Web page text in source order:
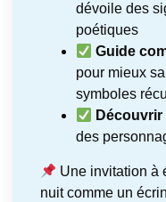
dévoile des
poétiques
Guide
pour mieux
symboles
Découvrir
des
Une invitation à
nuit comme un